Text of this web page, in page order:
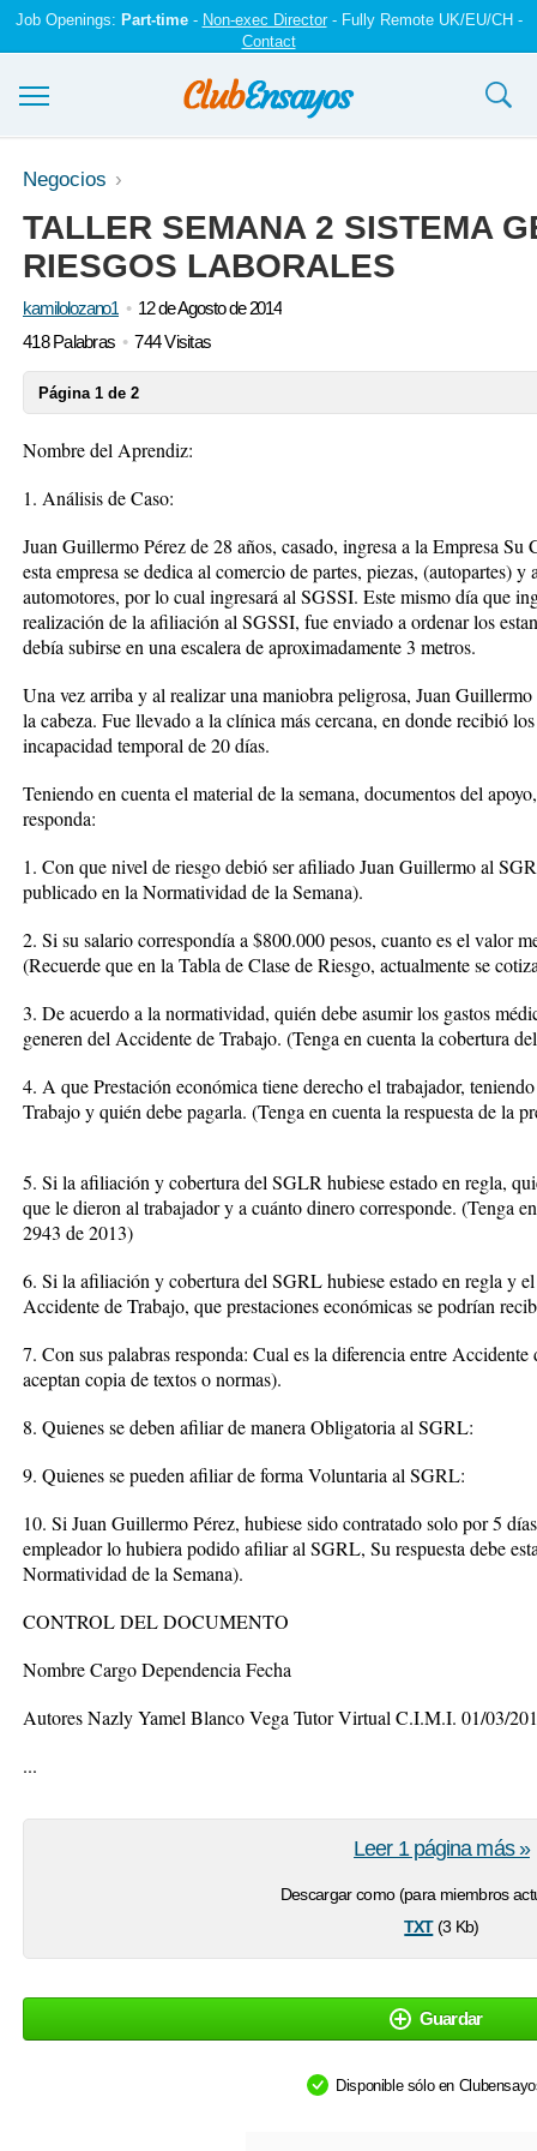
Job Openings: Part-time- Non-exec Director- Fully Remote UK/EU/CH -
Contact
Ensayos y trabajos
Registrarse
Iniciar sesión
Negocios
TALLER SEMANA 2 SISTEMA
RIESGOS LABORALES
kamilolozano1
12 de Agosto de 2014
418 Palabras
744 Visitas
Página 1 de 2
Nombre del Aprendiz:
1. Análisis de Caso:
Juan Guillermo Pérez de 28 años, casado, ingresa a la Empresa
esta empresa se dedica al comercio de partes, piezas, (autopartes)
automotores, por lo cual ingresará al SGSSI. Este mismo día que
realización de la afiliación al SGSSI, fue enviado a ordenar los
debía subirse en una escalera de aproximadamente 3 metros.
Una vez arriba y al realizar una maniobra peligrosa, Juan
la cabeza. Fue llevado a la clínica más cercana, en donde recibió
incapacidad temporal de 20 días.
Teniendo en cuenta el material de la semana, documentos del
responda:
1. Con que nivel de riesgo debió ser afiliado Juan Guillermo al
publicado en la Normatividad de la Semana).
2. Si su salario correspondía a $800.000 pesos, cuanto es el valor
(Recuerde que en la Tabla de Clase de Riesgo, actualmente se
3. De acuerdo a la normatividad, quién debe asumir los gastos
generen del Accidente de Trabajo. (Tenga en cuenta la cobertura
4. A que Prestación económica tiene derecho el trabajador,
Trabajo y quién debe pagarla. (Tenga en cuenta la respuesta de la
5. Si la afiliación y cobertura del SGLR hubiese estado en regla,
que le dieron al trabajador y a cuánto dinero corresponde. (Tenga
2943 de 2013)
6. Si la afiliación y cobertura del SGRL hubiese estado en regla y
Accidente de Trabajo, que prestaciones económicas se podrían
7. Con sus palabras responda: Cual es la diferencia entre
aceptan copia de textos o normas).
8. Quienes se deben afiliar de manera Obligatoria al SGRL:
9. Quienes se pueden afiliar de forma Voluntaria al SGRL:
10. Si Juan Guillermo Pérez, hubiese sido contratado solo por 5
empleador lo hubiera podido afiliar al SGRL, Su respuesta debe
Normatividad de la Semana).
CONTROL DEL DOCUMENTO
Nombre Cargo Dependencia Fecha
Autores Nazly Yamel Blanco Vega Tutor Virtual C.I.M.I. 01/03/
...
Descargar como (para miembros
txt(3 Kb)
Leer 1 página más »
Guardar
Disponible sólo en